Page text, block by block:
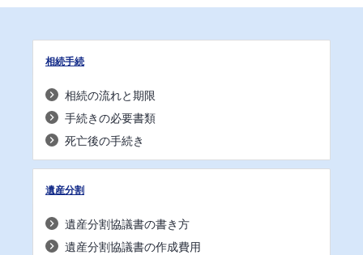
相続手続
相続の流れと期限
手続きの必要書類
死亡後の手続き
遺産分割
遺産分割協議書の書き方
遺産分割協議書の作成費用